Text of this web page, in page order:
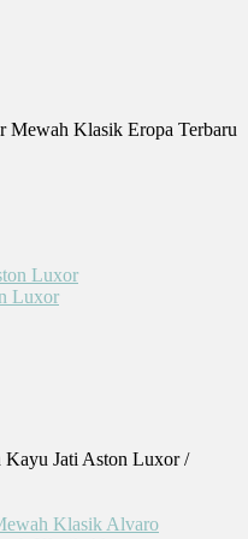
Mewah Klasik Eropa Terbaru
Luxor
Jati Aston Luxor /